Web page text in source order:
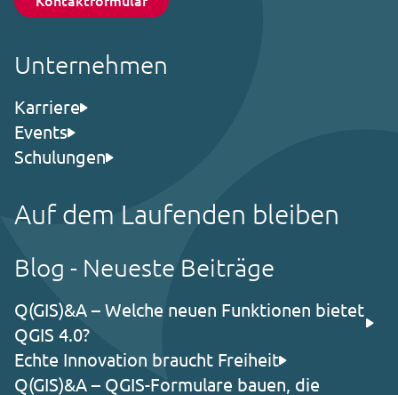
Unternehmen
Karriere
Events
Schulungen
Auf dem Laufenden bleiben
Blog - Neueste Beiträge
Q(GIS)&A – Welche neuen Funktionen bietet
QGIS 4.0?
Echte Innovation braucht Freiheit
Q(GIS)&A – QGIS-Formulare bauen, die